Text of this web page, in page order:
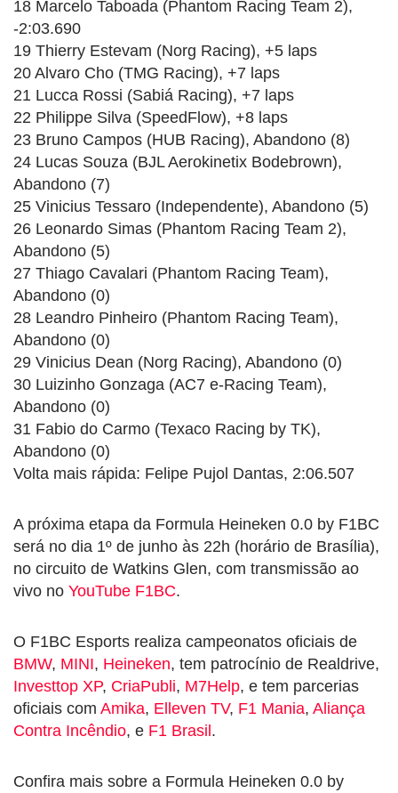
18 Marcelo Taboada (Phantom Racing Team 2),
-2:03.690
19 Thierry Estevam (Norg Racing), +5 laps
20 Alvaro Cho (TMG Racing), +7 laps
21 Lucca Rossi (Sabiá Racing), +7 laps
22 Philippe Silva (SpeedFlow), +8 laps
23 Bruno Campos (HUB Racing), Abandono (8)
24 Lucas Souza (BJL Aerokinetix Bodebrown),
Abandono (7)
25 Vinicius Tessaro (Independente), Abandono (5)
26 Leonardo Simas (Phantom Racing Team 2),
Abandono (5)
27 Thiago Cavalari (Phantom Racing Team),
Abandono (0)
28 Leandro Pinheiro (Phantom Racing Team),
Abandono (0)
29 Vinicius Dean (Norg Racing), Abandono (0)
30 Luizinho Gonzaga (AC7 e-Racing Team),
Abandono (0)
31 Fabio do Carmo (Texaco Racing by TK),
Abandono (0)
Volta mais rápida: Felipe Pujol Dantas, 2:06.507
A próxima etapa da Formula Heineken 0.0 by F1BC
será no dia 1º de junho às 22h (horário de Brasília),
no circuito de Watkins Glen, com transmissão ao
vivo no YouTube F1BC.
O F1BC Esports realiza campeonatos oficiais de
BMW, MINI, Heineken, tem patrocínio de Realdrive,
Investtop XP, CriaPubli, M7Help, e tem parcerias
oficiais com Amika, Elleven TV, F1 Mania, Aliança
Contra Incêndio, e F1 Brasil.
Confira mais sobre a Formula Heineken 0.0 by